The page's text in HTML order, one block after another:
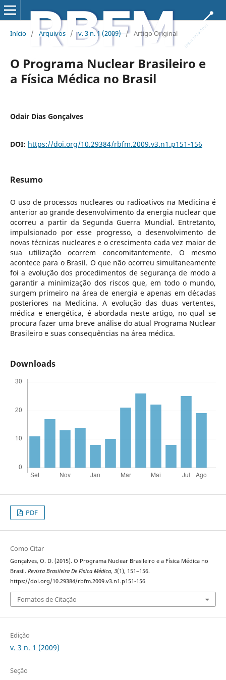
Início / Arquivos / v. 3 n. 1 (2009) / Artigo Original
O Programa Nuclear Brasileiro e
a Física Médica no Brasil
Odair Dias Gonçalves
DOI: https://doi.org/10.29384/rbfm.2009.v3.n1.p151-156
Resumo
O uso de processos nucleares ou radioativos na Medicina é
anterior ao grande desenvolvimento da energia nuclear que
ocorreu a partir da Segunda Guerra Mundial. Entretanto,
impulsionado por esse progresso, o desenvolvimento de
novas técnicas nucleares e o crescimento cada vez maior de
sua utilização ocorrem concomitantemente. O mesmo
acontece para o Brasil. O que não ocorreu simultaneamente
foi a evolução dos procedimentos de segurança de modo a
garantir a minimização dos riscos que, em todo o mundo,
surgem primeiro na área de energia e apenas em décadas
posteriores na Medicina. A evolução das duas vertentes,
médica e energética, é abordada neste artigo, no qual se
procura fazer uma breve análise do atual Programa Nuclear
Brasileiro e suas consequências na área médica.
Downloads
PDF
Como Citar
Gonçalves, O. D. (2015). O Programa Nuclear Brasileiro e a Física Médica no
Brasil. Revista Brasileira De Física Médica, 3(1), 151–156.
https://doi.org/10.29384/rbfm.2009.v3.n1.p151-156
Fomatos de Citação
Edição
v. 3 n. 1 (2009)
Seção